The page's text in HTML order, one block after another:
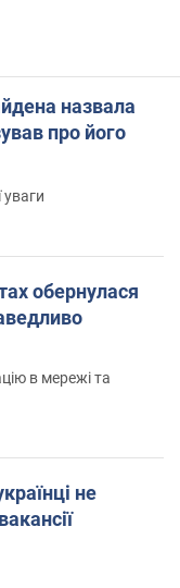
назвала
про його
обернулася
в мережі та
не